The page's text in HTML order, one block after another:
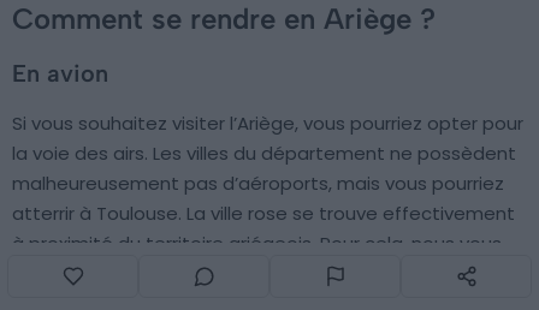
Comment se rendre en Ariège ?
En avion
Si vous souhaitez visiter l’Ariège, vous pourriez opter pour
la voie des airs. Les villes du département ne possèdent
malheureusement pas d’aéroports, mais vous pourriez
atterrir à Toulouse. La ville rose se trouve effectivement
à proximité du territoire ariégeois. Pour cela, nous vous
conseillons d’utiliser un comparateur de vols, comme